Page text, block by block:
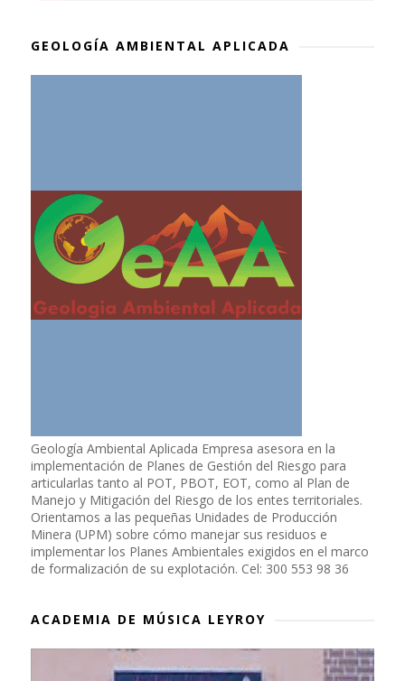
GEOLOGÍA AMBIENTAL APLICADA
Geología Ambiental Aplicada Empresa asesora en la
implementación de Planes de Gestión del Riesgo para
articularlas tanto al POT, PBOT, EOT, como al Plan de
Manejo y Mitigación del Riesgo de los entes territoriales.
Orientamos a las pequeñas Unidades de Producción
Minera (UPM) sobre cómo manejar sus residuos e
implementar los Planes Ambientales exigidos en el marco
de formalización de su explotación. Cel: 300 553 98 36
ACADEMIA DE MÚSICA LEYROY